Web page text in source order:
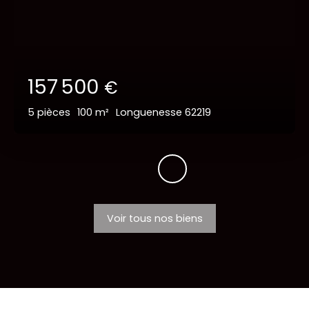
157 500 €
5 pièces 100 m² Longuenesse 62219
Voir tous nos biens